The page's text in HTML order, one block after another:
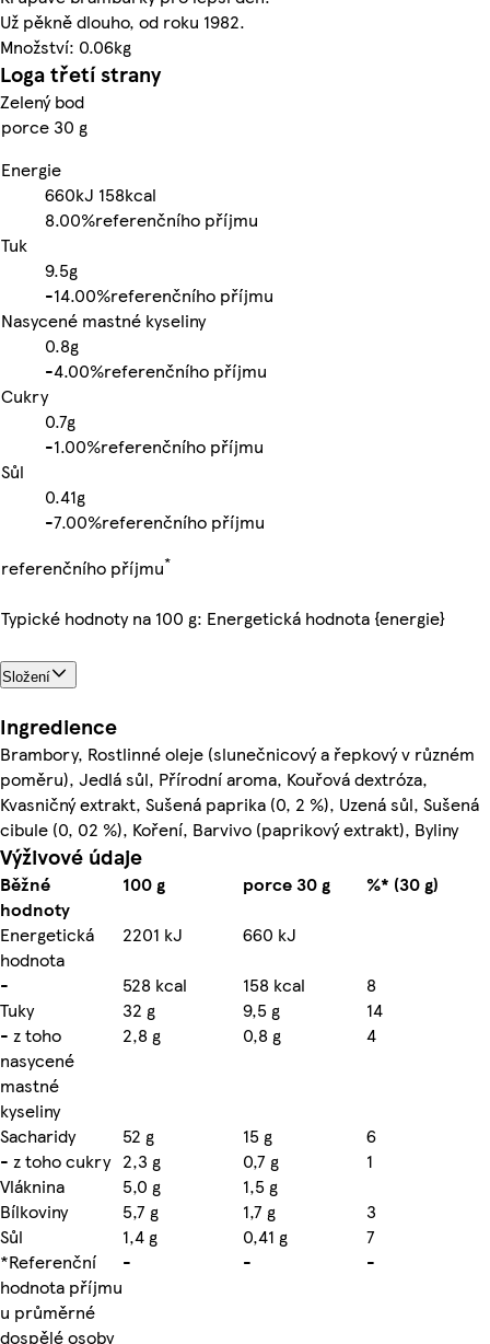
Už pěkně dlouho, od roku 1982.
Množství: 0.06kg
Loga třetí strany
Zelený bod
porce 30 g
Energie
660kJ 158kcal
8.00%referenčního příjmu
Tuk
9.5g
-14.00%referenčního příjmu
Nasycené mastné kyseliny
0.8g
-4.00%referenčního příjmu
Cukry
0.7g
-1.00%referenčního příjmu
Sůl
0.41g
-7.00%referenčního příjmu
referenčního příjmu*
Typické hodnoty na 100 g: Energetická hodnota {energie}
Složení
Ingredience
Brambory, Rostlinné oleje (slunečnicový a řepkový v různém
poměru), Jedlá sůl, Přírodní aroma, Kouřová dextróza,
Kvasničný extrakt, Sušená paprika (0, 2 %), Uzená sůl, Sušená
cibule (0, 02 %), Koření, Barvivo (paprikový extrakt), Byliny
Výživové údaje
Běžné
hodnoty
100 g porce 30 g
%* (30 g)
Energetická
hodnota
2201 kJ
660 kJ
-
528 kcal 158 kcal
8
Tuky
32 g 9,5 g
14
- z toho
nasycené
mastné
kyseliny
2,8 g 0,8 g 4
Sacharidy 52 g 15 g
6
- z toho cukry 2,3 g 0,7 g
1
Vláknina
5,0 g
1,5 g
Bílkoviny
5,7 g 1,7 g
3
Sůl
1,4 g 0,41 g
7
*Referenční
hodnota příjmu
u průměrné
dospělé osoby
- - -